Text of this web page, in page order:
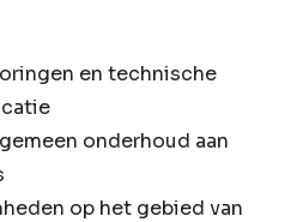
en technische
onderhoud aan
op het gebied van